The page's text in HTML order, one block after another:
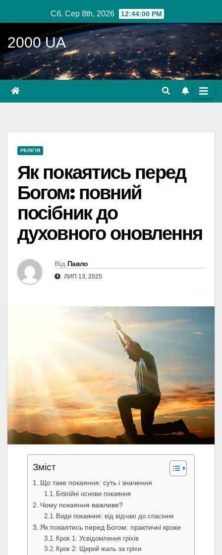
до
вмісту
Сб. Сер 8th, 2026 12:44:01 PM
2000 UA
РЕЛІГІЯ
Як покаятись перед
Богом: повний
посібник до
духовного оновлення
Від Павло
ЛИП 13, 2025
Зміст
Що таке покаяння: суть і значення
Біблійні основи покаяння
Чому покаяння важливе?
Види покаяння: від відчаю до спасіння
Як покаятись перед Богом: практичні кроки
Крок 1: Усвідомлення гріхів
Крок 2: Щирий жаль за гріхи